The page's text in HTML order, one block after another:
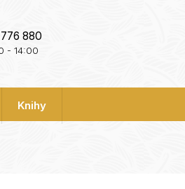
880
- 14:00
Knihy